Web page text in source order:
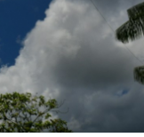
Guyane !
Dès ce
nouvelle
prévision
phase de
de Météo-
dans la
public, un